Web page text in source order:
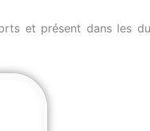
et présent dans les